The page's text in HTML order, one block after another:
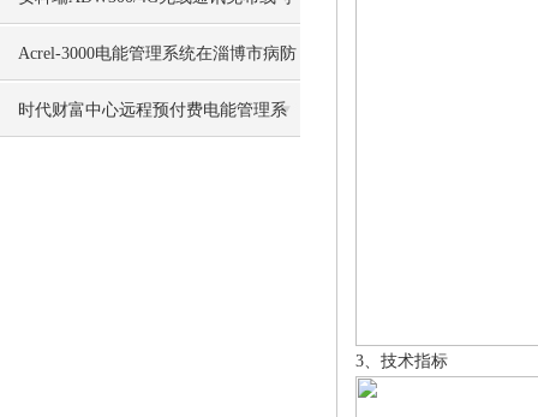
机电脑端看数据
Acrel-3000电能管理系统在淄博市病防
治院项目中的应用
时代财富中心远程预付费电能管理系
3、技术指标